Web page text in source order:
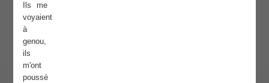
Ils me
voyaient
à
genou,
ils
m'ont
poussé